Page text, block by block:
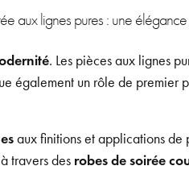
aux lignes pures : une élégance
. Les pièces aux lignes
également un rôle de premier
aux finitions et applications de
travers des robes de soirée